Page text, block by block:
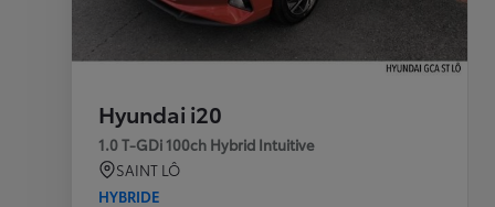
Hyundai i20
1.0 T-GDi 100ch Hybrid Intuitive
SAINT LÔ
HYBRIDE